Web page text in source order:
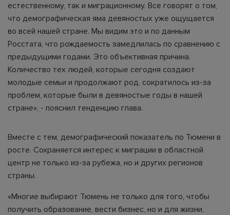
естественному, так и миграционному. Все говорят о том,
что демографическая яма девяностых уже ощущается
во всей нашей стране. Мы видим это и по данным
Росстата, что рождаемость замедлилась по сравнению с
предыдущими годами. Это объективная причина.
Количество тех людей, которые сегодня создают
молодые семьи и продолжают род, сократилось из-за
проблем, которые были в девяностые годы в нашей
стране», - пояснил тенденцию глава.
Вместе с тем, демографический показатель по Тюмени в
росте. Сохраняется интерес к миграции в областной
центр не только из-за рубежа, но и других регионов
страны.
«Многие выбирают Тюмень не только для того, чтобы
получить образование, вести бизнес, но и для жизни,